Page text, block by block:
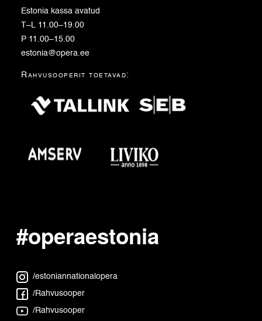
#operaestonia
/estoniannationalopera
/Rahvusooper
/Rahvusooper
Estonia kassa avatud
T–L 11.00–19.00
P 11.00–15.00
estonia@opera.ee
Rahvusooperit toetavad: